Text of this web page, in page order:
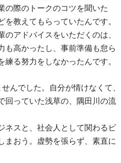
の際のトークのコツを聞いた
教えてもらっていたんです。
アドバイスをいただくのは、
も高かったし、事前準備も怠ら
る努力をしなかったんです。
んでした。自分が情けなくて、
回っていた浅草の、隅田川の流
ネスと、社会人として関わるビ
まおう。虚勢を張らず、素直に